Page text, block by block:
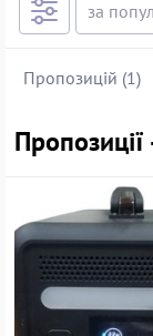
Пропозицій (1)